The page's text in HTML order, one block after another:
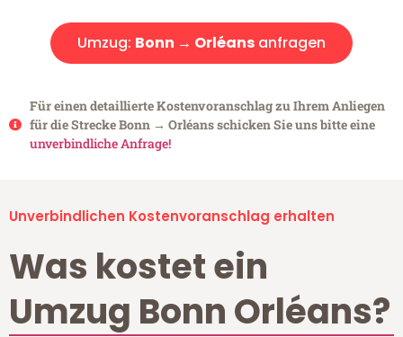
Umzug: Bonn → Orléans anfragen
Für einen detaillierte Kostenvoranschlag zu Ihrem Anliegen
für die Strecke Bonn → Orléans schicken Sie uns bitte eine
unverbindliche Anfrage!
Unverbindlichen Kostenvoranschlag erhalten
Was kostet ein
Umzug Bonn Orléans?